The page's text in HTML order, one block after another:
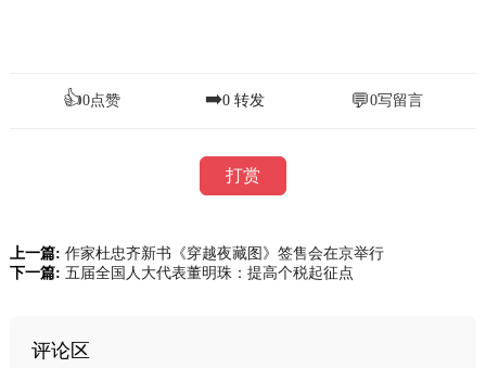
👍0点赞 ➡️0 转发 💬0写留言
打赏
上一篇: 作家杜忠齐新书《穿越夜藏图》签售会在京举行
下一篇: 五届全国人大代表董明珠：提高个税起征点
评论区